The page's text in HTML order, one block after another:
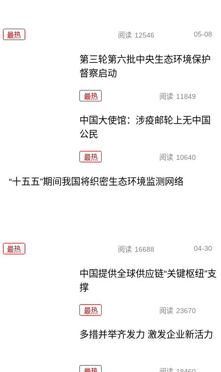
最热 阅读 12546 05-08
第三轮第六批中央生态环境保护
督察启动
最热 阅读 11849
中国大使馆：涉疫邮轮上无中国
公民
最热 阅读 10640
“十五五”期间我国将织密生态环境监测网络
最热 阅读 16688 04-30
中国提供全球供应链“关键枢纽”支
撑
最热 阅读 23670
多措并举齐发力 激发企业新活力